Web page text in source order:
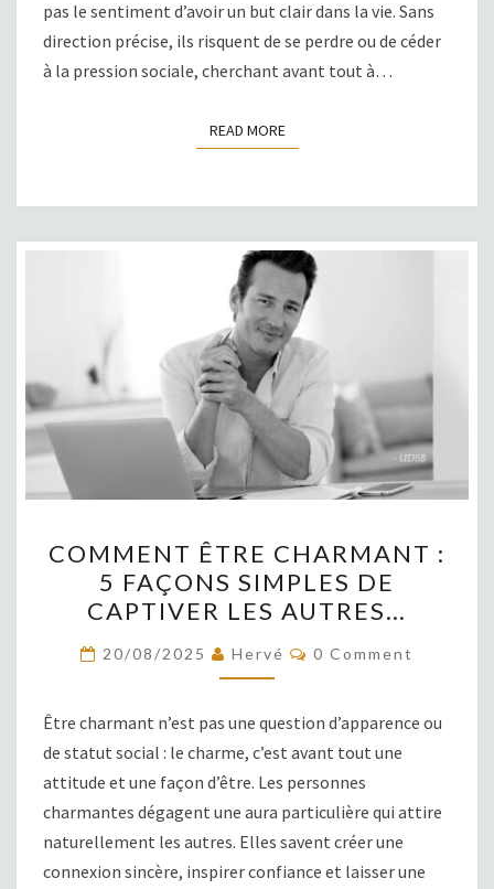
pas le sentiment d’avoir un but clair dans la vie. Sans
direction précise, ils risquent de se perdre ou de céder
à la pression sociale, cherchant avant tout à…
READ MOREREAD MORE
ÊTRE
CHARMANT
:
5
FAÇONS
DE
CAPTIVER
AUTRES…
COMMENT ÊTRE CHARMANT :
5 FAÇONS SIMPLES DE
CAPTIVER LES AUTRES…
20/08/2025 Hervé COMMENTS
0 Comment
Être charmant n’est pas une question d’apparence ou
de statut social : le charme, c’est avant tout une
attitude et une façon d’être. Les personnes
charmantes dégagent une aura particulière qui attire
naturellement les autres. Elles savent créer une
connexion sincère, inspirer confiance et laisser une